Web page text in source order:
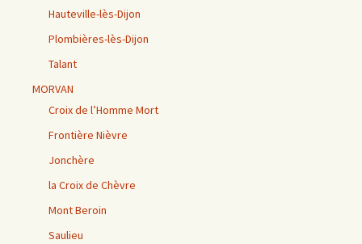
Hauteville-lès-Dijon
Plombières-lès-Dijon
Talant
MORVAN
Croix de l’Homme Mort
Frontière Nièvre
Jonchère
la Croix de Chèvre
Mont Beroin
Saulieu